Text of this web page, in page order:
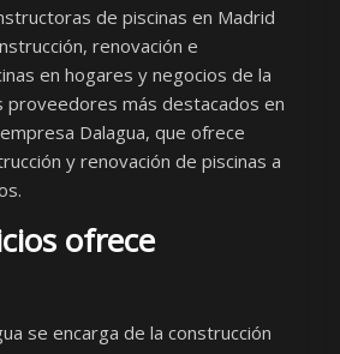
de piscinas en Madrid
renovación e
en hogares y negocios de la
proveedores más destacados en
Dalagua, que ofrece
y renovación de piscinas a
ofrece
se encarga de la construcción